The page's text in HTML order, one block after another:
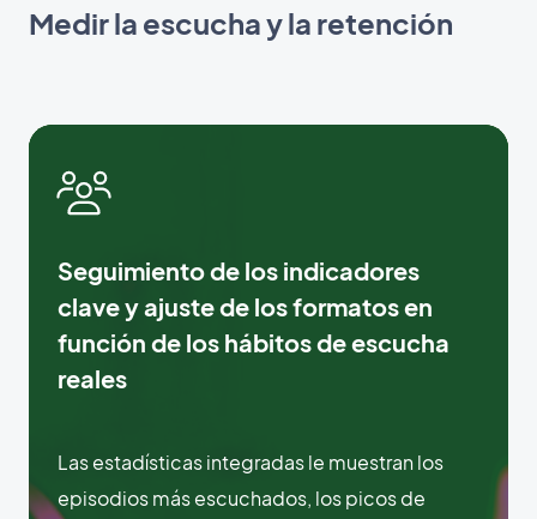
Medir la escucha y la retención
Seguimiento de los indicadores
clave y ajuste de los formatos en
función de los hábitos de escucha
reales
Las estadísticas integradas le muestran los
episodios más escuchados, los picos de